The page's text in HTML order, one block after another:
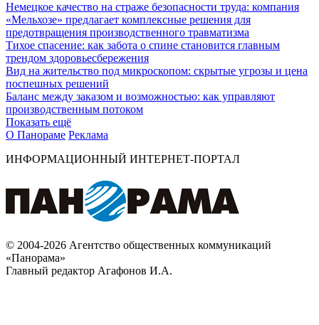
Немецкое качество на страже безопасности труда: компания
«Мельхозе» предлагает комплексные решения для
предотвращения производственного травматизма
Тихое спасение: как забота о спине становится главным
трендом здоровьесбережения
Вид на жительство под микроскопом: скрытые угрозы и цена
поспешных решений
Баланс между заказом и возможностью: как управляют
производственным потоком
Показать ещё
О Панораме Реклама
ИНФОРМАЦИОННЫЙ ИНТЕРНЕТ-ПОРТАЛ
© 2004-2026 Агентство общественных коммуникаций
«Панорама»
Главный редактор Агафонов И.А.